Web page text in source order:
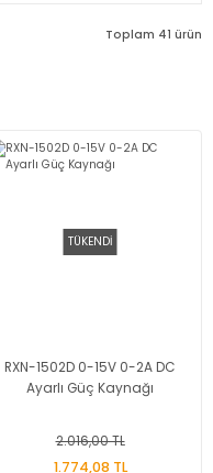
Toplam 41 ürün
TÜKENDİ
RXN-1502D 0-15V 0-2A DC
Ayarlı Güç Kaynağı
2.016,00 TL
1.774,08 TL